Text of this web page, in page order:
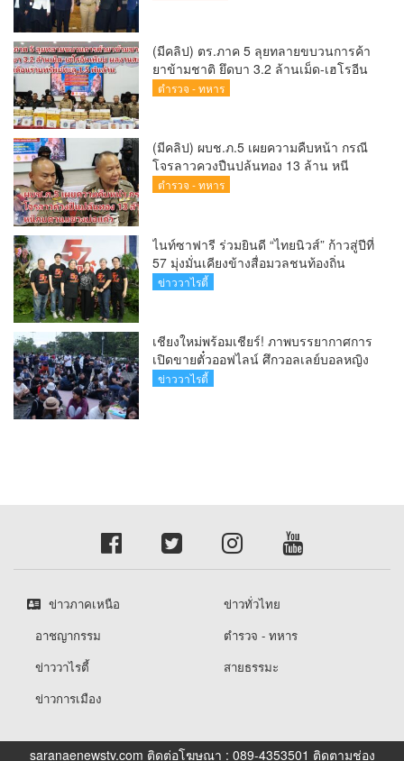
(มีคลิป) ตร.ภาค 5 ลุยทลายขบวนการค้า
ยาข้ามชาติ ยึดบา 3.2 ล้านเม็ด-เฮโรอีน
เพียบ ผลงานสะสม 10 เดือนรวบทรัพย์
ตำรวจ - ทหาร
(มีคลิป) ผบช.ภ.5 เผยความคืบหน้า กรณี
โจรลาวควงปืนปล้นทอง 13 ล้าน หนี
กบดานแขวงบ่อแก้ว
ตำรวจ - ทหาร
ไนท์ซาฟารี ร่วมยินดี “ไทยนิวส์” ก้าวสู่ปีที่
57 มุ่งมั่นเคียงข้างสื่อมวลชนท้องถิ่น
ข่าววาไรตี้
เชียงใหม่พร้อมเชียร์! ภาพบรรยากาศการ
เปิดขายตั๋วออฟไลน์ ศึกวอลเลย์บอลหญิง
‘BYD DMI 6th SEA V Cup’ 6 ส.ค. นี้ รวม
ข่าววาไรตี้
ข่าวภาคเหนือ
ข่าวทั่วไทย
อาชญากรรม
ตำรวจ - ทหาร
ข่าววาไรตี้
สายธรรมะ
ข่าวการเมือง
saranaenewstv.com ติดต่อโฆษณา : 089-4353501 ติดตามช่อง